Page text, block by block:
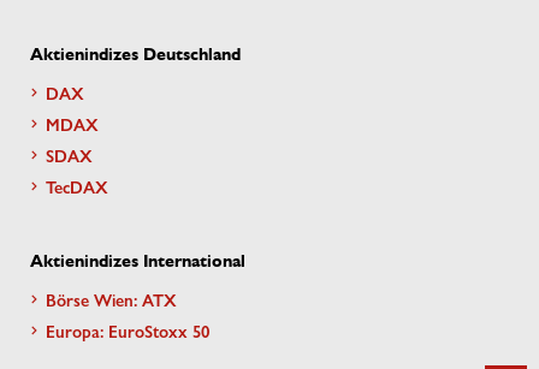
Aktienindizes Deutschland
DAX
MDAX
SDAX
TecDAX
Aktienindizes International
Börse Wien: ATX
Europa: EuroStoxx 50